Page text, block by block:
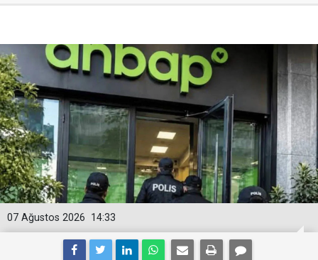
14:33
07 Ağustos 2026